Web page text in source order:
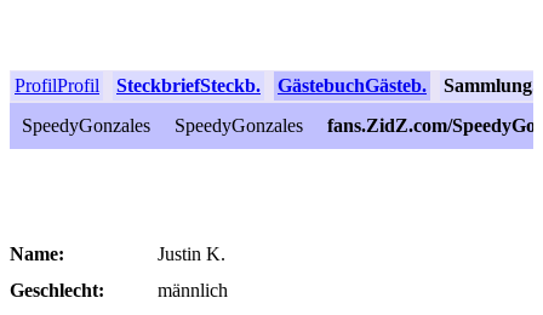
ProfilProfil SteckbriefSteckb. GästebuchGästeb. Sammlung
SpeedyGonzales
SpeedyGonzales fans.ZidZ.com/
Name:
Justin K.
Geschlecht:
männlich